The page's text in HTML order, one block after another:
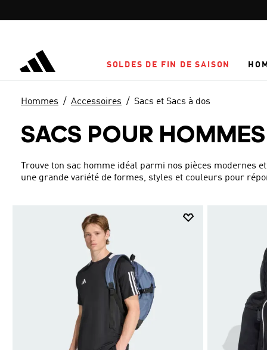
SOLDES DE FIN DE SAISON
Hommes Accessoires Sacs et Sacs à dos
SACS POUR HOMMES
Trouve ton sac homme idéal parmi nos pièces modernes
une grande variété de formes, styles et couleurs pour